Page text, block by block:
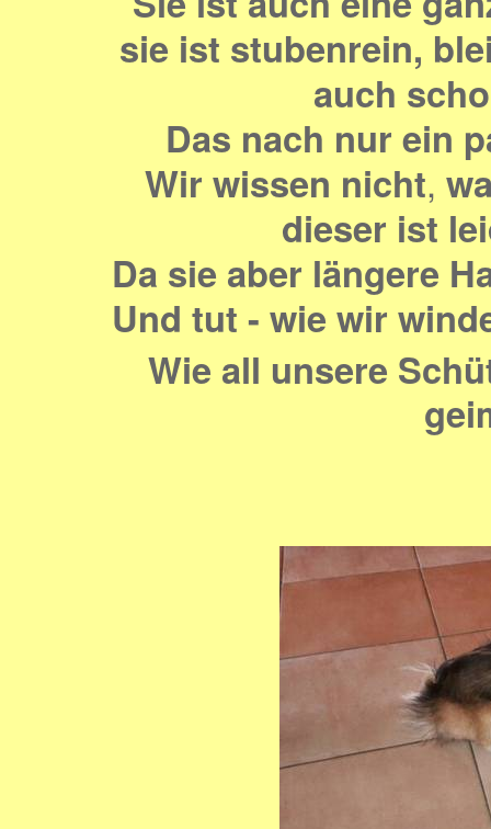
sie ist stubenrein,
auch
Das nach nur ein
Wir wissen nicht,
dieser ist
Da sie aber längere
Und tut - wie wir
Wie all unsere